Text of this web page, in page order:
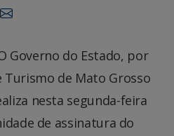
Governo do Estado, por
Turismo de Mato Grosso
nesta segunda-feira
de assinatura do